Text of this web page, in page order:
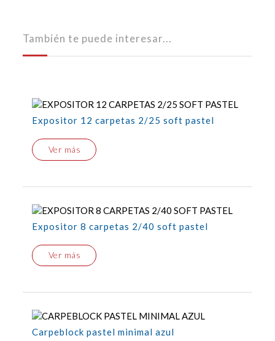
También te puede interesar...
Expositor 12 carpetas 2/25 soft pastel
Ver más
Expositor 8 carpetas 2/40 soft pastel
Ver más
Carpeblock pastel minimal azul